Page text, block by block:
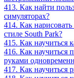
413. Как найти
симуляторах?
414. Как нарисовать
стиле South Park?
415. Как научиться
416. Как научиться
руками
417. Как научиться